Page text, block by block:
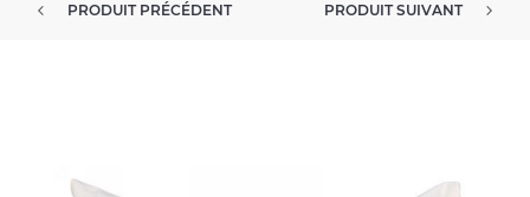
PRODUIT PRÉCÉDENT PRODUIT SUIVANT